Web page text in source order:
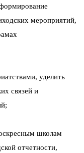
мероприятий,
уделить
связей и
школам
отчетности,